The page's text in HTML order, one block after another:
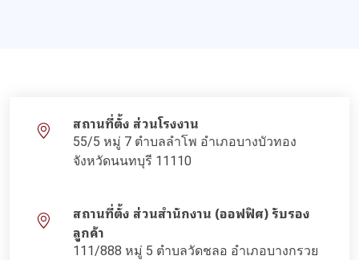
สถานที่ตั้ง ส่วนโรงงาน
55/5 หมู่ 7 ตำบลลำโพ อำเภอบางบัวทอง
จังหวัดนนทบุรี 11110
สถานที่ตั้ง ส่วนสำนักงาน (ออฟฟิศ) รับรอง
ลูกค้า
111/888 หมู่ 5 ตำบลวัดชลอ อำเภอบางกรวย